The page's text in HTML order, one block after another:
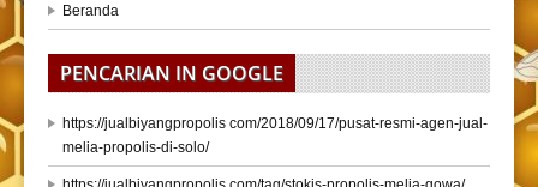
Beranda
PENCARIAN IN GOOGLE
https://jualbiyangpropolis com/2018/09/17/pusat-resmi-agen-jual-
melia-propolis-di-solo/